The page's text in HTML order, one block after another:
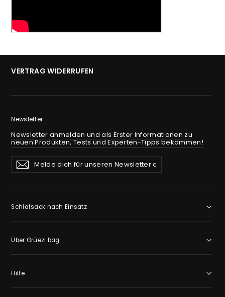
VERTRAG WIDERRUFEN
Newsletter
Newsletter anmelden und als Erster Informationen zu
neuen Produkten, Tests und Experten-Tipps bekommen!
Melde
dich
für
Abonnieren
Abonnieren
Schlafsack nach Einsatz
Über Grüezi bag
Hilfe